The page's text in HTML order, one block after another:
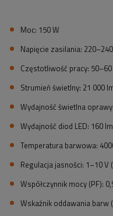
Moc: 150 W
Napięcie zasilania:
Częstotliwość pracy:
Strumień świetlny: 21 000
Wydajność świetlna
Wydajność diod LED: 160
Temperatura barwowa:
Regulacja jasności: 1–10 V
Współczynnik mocy (PF):
Wskaźnik oddawania barw